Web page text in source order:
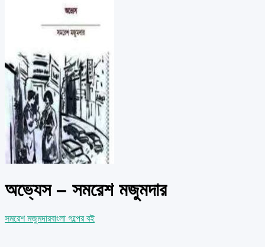
অভ্যেস – সমরেশ মজুমদার
সমরেশ মজুমদারবাংলা গল্পের বই